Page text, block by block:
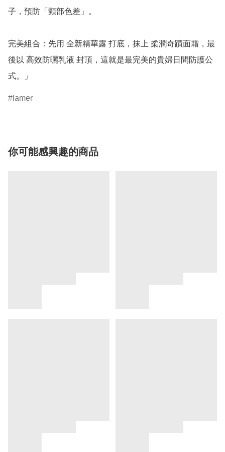
子，預防「頸部色差」。
完美組合：先用 全新精華露 打底，抹上 柔潤奇蹟面霜，最
後以 高效防曬乳液 封頂，這就是最完美的貴婦日間防護公
式。」
lamer
你可能感興趣的商品